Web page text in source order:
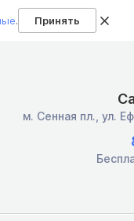
. Принять
м. Сенная пл., ул.